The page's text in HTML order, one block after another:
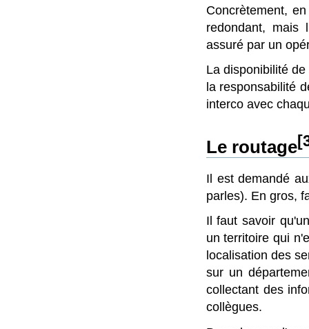
Concrètement,
redondant, mais
assuré par un
La disponibilité
la responsabilité
interco avec
Le routage[
Il est demandé
parles). En gros,
Il faut savoir
un territoire qui
localisation des
sur un
collectant des
collègues.